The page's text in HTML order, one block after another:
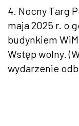
4. Nocny Targ
maja 2025 r. o
budynkiem
Wstęp wolny.
wydarzenie